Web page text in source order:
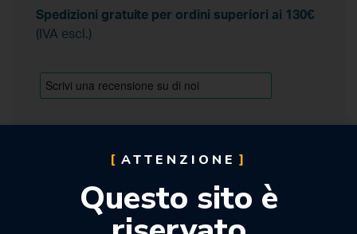
Spedizioni gratuite per ordini superiori ai 130€
(IVA escl.)
Descrizione
ATTENZIONE
Questo sito è